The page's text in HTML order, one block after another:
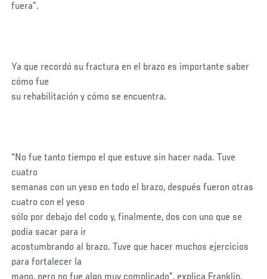
fuera”.
Ya que recordó su fractura en el brazo es importante saber
cómo fue
su rehabilitación y cómo se encuentra.
“No fue tanto tiempo el que estuve sin hacer nada. Tuve
cuatro
semanas con un yeso en todo el brazo, después fueron otras
cuatro con el yeso
sólo por debajo del codo y, finalmente, dos con uno que se
podía sacar para ir
acostumbrando al brazo. Tuve que hacer muchos ejercicios
para fortalecer la